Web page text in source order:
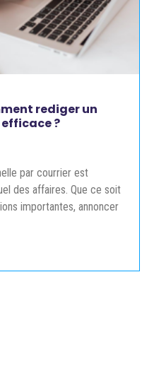
rediger un
?
par courrier est
des affaires. Que ce soit
importantes, annoncer